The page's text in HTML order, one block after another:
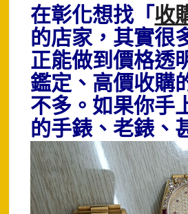
在彰化想找「收
的店家，其實很
正能做到價格透
鑑定、高價收購
不多。如果你手
的手錶、老錶、